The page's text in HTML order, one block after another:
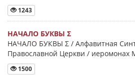
1243
НАЧАЛО БУКВЫ Σ
НАЧАЛО БУКВЫ Σ / Алфавитная
Православной Церкви / иеромонах
1500